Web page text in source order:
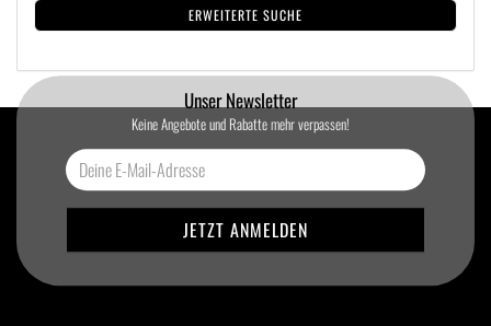
ERWEITERTE SUCHE
Unser Newsletter
Keine Angebote und Rabatte mehr verpassen!